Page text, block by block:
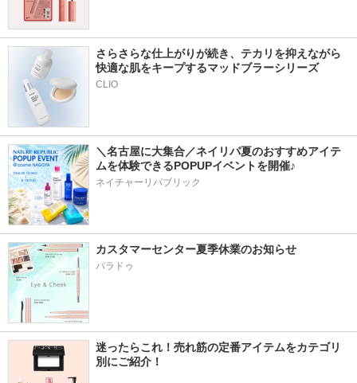
さらさらな仕上がりが続き、テカリを抑えながら
快適な肌をキープするマッドブラーシリーズ
＼名古屋に大集合／ネイリパ夏のおすすめアイテ
ムを体験できるPOPUPイベントを開催♪
ネイチャーリパブリック
カスタマーセンター夏季休業のお知らせ
パラドゥ
迷ったらこれ！売れ筋の定番アイテムをカテゴリ
別にご紹介！